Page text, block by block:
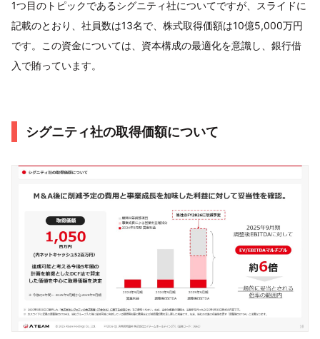
1つ目のトピックであるシグニティ社についてですが、スライドに
記載のとおり、社員数は13名で、株式取得価額は10億5,000万円
です。この資金については、資本構成の最適化を意識し、銀行借
入で賄っています。
シグニティ社の取得価額について